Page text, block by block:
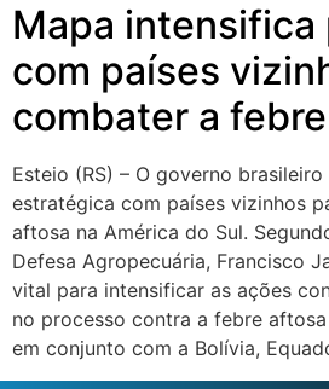
Mapa intensifica
com países
combater a
Esteio (RS) – O governo
estratégica com países vizinhos
aftosa na América do Sul.
Defesa Agropecuária, Francisco
vital para intensificar as ações
no processo contra a febre
em conjunto com a Bolívia,